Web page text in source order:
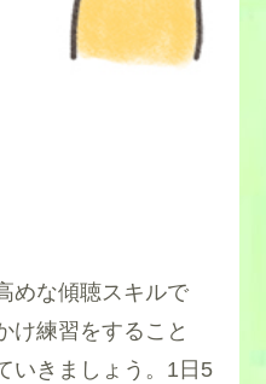
めな傾聴スキルで
け練習をすること
いきましょう。1日5